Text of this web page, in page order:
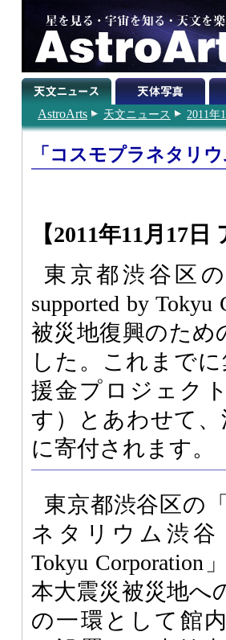
AstroArts 天文ニュース 2011年
「コスモプラネタリ
【2011年11月17
東京都渋谷区
supported by
被災地復興のため
した。これまで
援金プロジェク
す）とあわせて
に寄付されます。
東京都渋谷区の
ネタリウム渋谷
Tokyu Corporation
本大震災被災地へ
の一環として館